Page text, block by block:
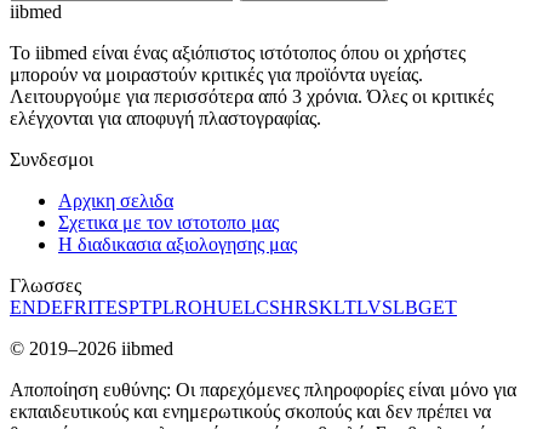
iibmed
Το iibmed είναι ένας αξιόπιστος ιστότοπος όπου οι χρήστες
μπορούν να μοιραστούν κριτικές για προϊόντα υγείας.
Λειτουργούμε για περισσότερα από 3 χρόνια. Όλες οι κριτικές
ελέγχονται για αποφυγή πλαστογραφίας.
Συνδεσμοι
Αρχικη σελιδα
Σχετικα με τον ιστοτοπο μας
Η διαδικασια αξιολογησης μας
Γλωσσες
ENDEFRITESPTPLROHUELCSHRSKLTLVSLBGET
© 2019–2026 iibmed
Αποποίηση ευθύνης: Οι παρεχόμενες πληροφορίες είναι μόνο για
εκπαιδευτικούς και ενημερωτικούς σκοπούς και δεν πρέπει να